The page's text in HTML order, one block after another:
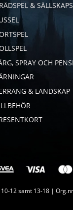
&
SPRAY OCH
& LANDSKAP
12 samt 13-18 |